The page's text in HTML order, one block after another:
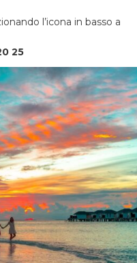
l’icona in basso a
25